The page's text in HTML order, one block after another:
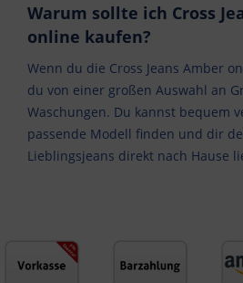
Warum sollte ich Cross
online kaufen?
Wenn du die Cross Jeans Amber
du von einer großen Auswahl an
Waschungen. Du kannst bequem
passende Modell finden und dir
Lieblingsjeans direkt nach Hause